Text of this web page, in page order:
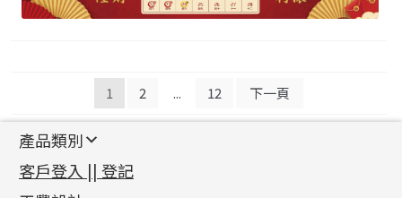
章
導
覽
1 2 ... 12 下一頁
產品類別
新產品
足金系列
客戶登入 || 登記